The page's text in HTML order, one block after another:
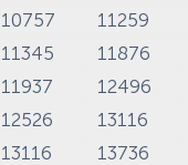
10757 11259
11345 11876
11937 12496
12526 13116
13116 13736